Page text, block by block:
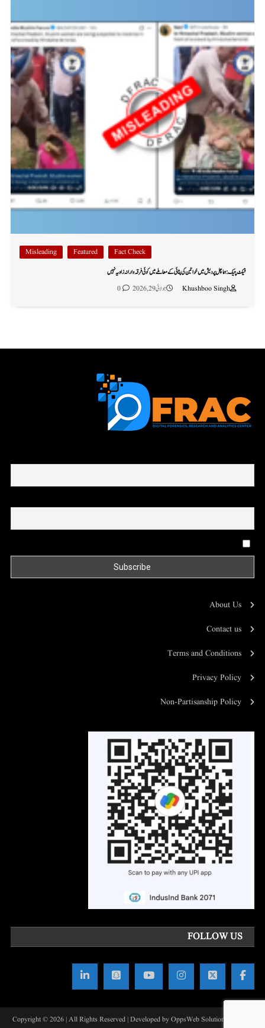
Fact Check
Featured
Misleading
فیکٹ چیک: ہماچل پردیش میں خواتین کی پٹائی کے معاملے میں کوئی فرقہ وارانہ زاویہ نہیں
Khushboo Singh
جولائی 29, 2026 0
About Us
Contact us
Terms and Conditions
Privacy Policy
Non-Partisanship Policy
FOLLOW US
Copyright © 2026 | All Rights Reserved | Developed by OppsWeb Solutions